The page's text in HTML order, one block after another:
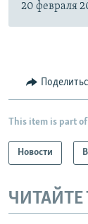
20 февраля
This item is part of
Новости
ЧИТАЙТЕ